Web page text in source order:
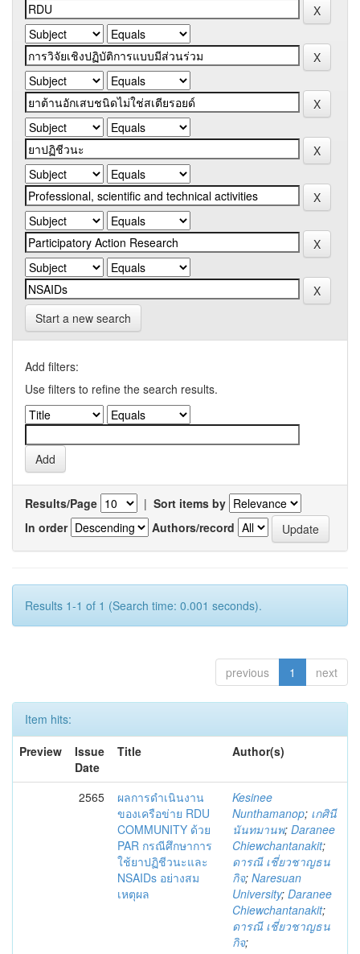
Start a new search
Add filters:
Use filters to refine the search results.
Results/Page | Sort items by
In order
Authors/record
Results 1-1 of 1 (Search time: 0.001 seconds).
previous 1 next
Item hits:
Preview
Issue
Date
Title Author(s)
2565
ผลการดำเนินงาน
ของเครือข่าย RDU
COMMUNITY ด้วย
PAR กรณีศึกษาการ
ใช้ยาปฏิชีวนะและ
NSAIDs อย่างสม
เหตุผล
Kesinee
Nunthamanop; เกศินี
นันทมานพ; Daranee
Chiewchantanakit;
ดารณี เชี่ยวชาญธน
กิจ; Naresuan
University; Daranee
Chiewchantanakit;
ดารณี เชี่ยวชาญธน
กิจ;